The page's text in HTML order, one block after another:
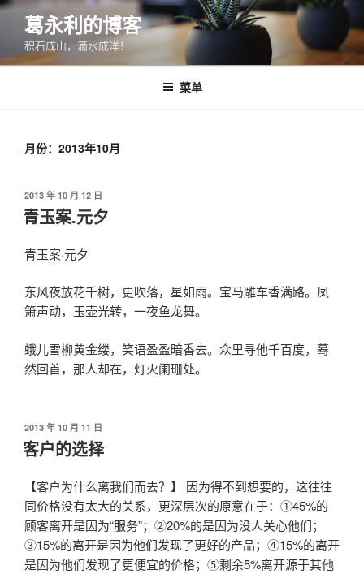
跳
容
葛永利的博客
积石成山，滴水成洋！
菜单
月份：2013年10月
发
布
于
2013 年 10 月 12 日
青玉案.元夕
青玉案·元夕
东风夜放花千树，更吹落，星如雨。宝马雕车香满路。凤
箫声动，玉壶光转，一夜鱼龙舞。
蛾儿雪柳黄金缕，笑语盈盈暗香去。众里寻他千百度，蓦
然回首，那人却在，灯火阑珊处。
发
布
于
2013 年 10 月 11 日
客户的选择
【客户为什么离我们而去？】 因为得不到想要的，这往往
同价格没有太大的关系，更深层次的原意在于：①45%的
顾客离开是因为“服务”；②20%的是因为没人关心他们；
③15%的离开是因为他们发现了更好的产品；④15%的离开
是因为他们发现了更便宜的价格；⑤剩余5%离开源于其他